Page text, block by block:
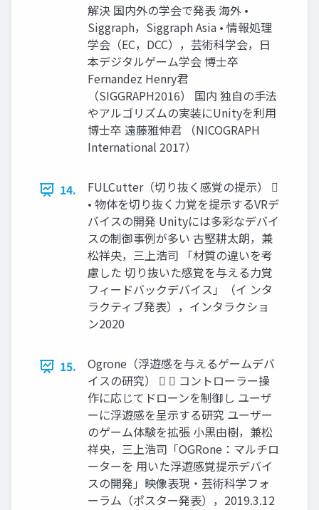
解決 国内外の学会で発表 海外 •
Siggraph，Siggraph Asia • 情報処理
学会（EC，DCC），芸術科学会，日
本デジタルゲーム学会 博士卒
Fernandez Henry君
（SIGGRAPH2016） 国内 独自の手法
やアルゴリズムの実装にUnityを利用
博士卒 遠藤雅伸君 （NICOGRAPH
International 2017）
14.
FULCutter（切り抜く感覚の提示） 
• 物体を切り抜く力覚を提示するVRデ
バイスの開発 Unityには多彩なデバイ
スの制御事例が多い 古堅耕太朗，兼
松祥央，三上浩司 「材質の違いを考
慮した 切り抜いた感覚を与える力覚
フィードバックデバイス」（イ ンタ
ラクティブ発表），インタラクショ
ン2020
15.
Ogrone（浮遊感を与えるゲームデバ
イスの研究）   コントローラー操
作に応じてドローンを制御し ユーザ
ーに浮遊感を呈示する研究 ユーザー
のゲーム体験を拡張 小黒由樹，兼松
祥央，三上浩司「OGRone：マルチロ
ーターを 用いた浮遊感覚提示デバイ
スの開発」映像表現・芸術科学フォ
ーラム（ポスター発表），2019.3.12